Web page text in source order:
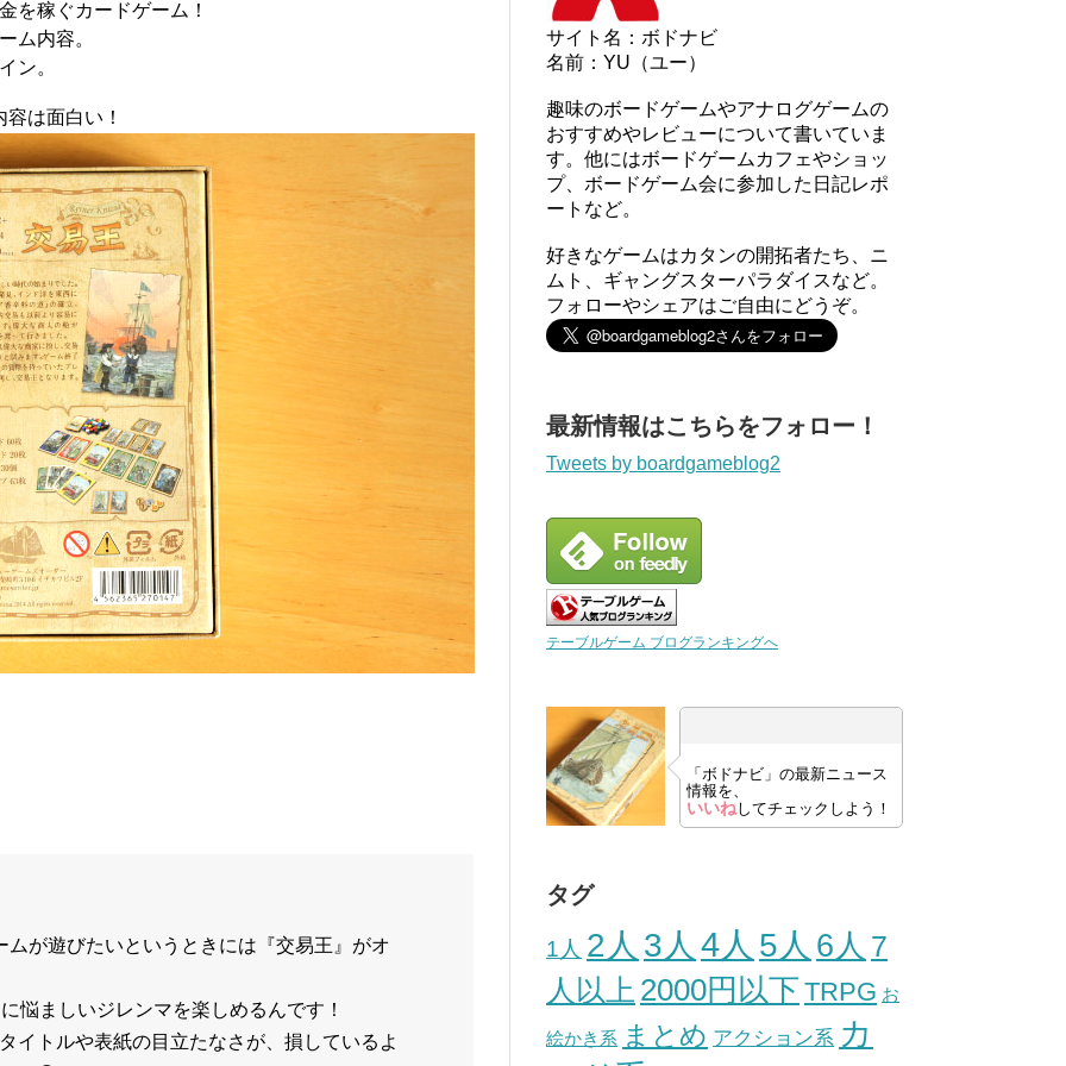
を稼ぐカードゲーム！
ム内容。
ン。
は面白い！
が遊びたいというときには『交易王』がオ
悩ましいジレンマを楽しめるんです！
イトルや表紙の目立たなさが、損しているよ
サイト名：ボドナビ
名前：YU（ユー）
趣味のボードゲームやアナログゲームの
おすすめやレビューについて書いていま
す。他にはボードゲームカフェやショッ
プ、ボードゲーム会に参加した日記レポ
ートなど。
好きなゲームはカタンの開拓者たち、ニ
ムト、ギャングスターパラダイスなど。
フォローやシェアはご自由にどうぞ。
最新情報はこちらをフォロー！
Tweets by boardgameblog2
テーブルゲーム ブログランキングへ
「ボドナビ」の最新ニュース
情報を、
いいねしてチェックしよう！
タグ
1人 2人 3人 4人 5人 6人 7
人以上 2000円以下 TRPG お
絵かき系 まとめ アクション系 カ